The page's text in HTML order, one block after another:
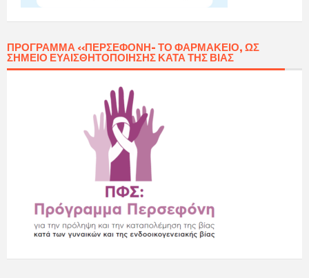
ΠΡΌΓΡΑΜΜΑ «ΠΕΡΣΕΦΌΝΗ- ΤΟ ΦΑΡΜΑΚΕΊΟ, ΩΣ
ΣΗΜΕΊΟ ΕΥΑΙΣΘΗΤΟΠΟΊΗΣΗΣ ΚΑΤΆ ΤΗΣ ΒΊΑΣ